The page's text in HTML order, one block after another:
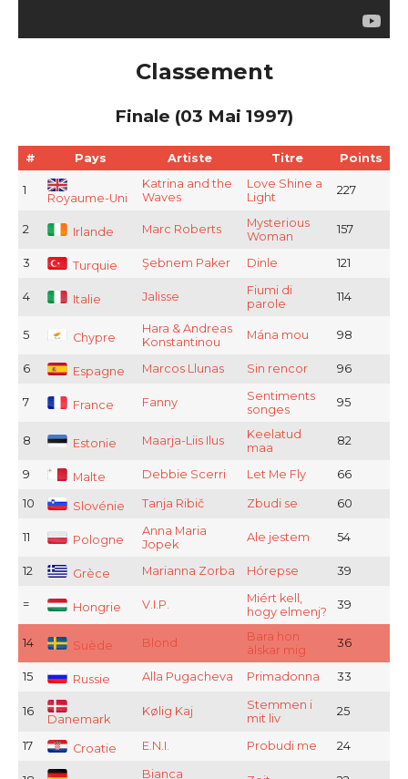
Classement
Finale (03 Mai 1997)
# Pays Artiste Titre Points
1
Royaume-Uni
Katrina and the
Waves
Love Shine a
Light
227
2 Irlande Marc Roberts
Mysterious
Woman
157
3 Turquie Şebnem Paker Dinle 121
4 Italie Jalisse
Fiumi di
parole
114
5 Chypre
Hara & Andreas
Konstantinou
Mána mou 98
6 Espagne Marcos Llunas Sin rencor 96
7 France Fanny
Sentiments
songes
95
8 Estonie Maarja-Liis Ilus
Keelatud
maa
82
9 Malte Debbie Scerri Let Me Fly 66
10 Slovénie Tanja Ribič Zbudi se 60
11 Pologne
Anna Maria
Jopek
Ale jestem 54
12 Grèce Marianna Zorba Hórepse 39
= Hongrie V.I.P.
Miért kell,
hogy elmenj?
39
14 Suède Blond
Bara hon
älskar mig
36
15 Russie Alla Pugacheva Primadonna 33
16
Danemark
Kølig Kaj
Stemmen i
mit liv
25
17 Croatie E.N.I. Probudi me 24
Bianca